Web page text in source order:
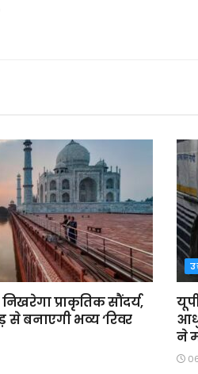
प्राकृतिक सौंदर्य,
से बनाएगी भव्य ‘रिवर
ने